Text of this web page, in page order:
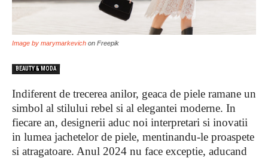
Image by marymarkevich on Freepik
BEAUTY & MODA
Indiferent de trecerea anilor, geaca de piele ramane un
simbol al stilului rebel si al elegantei moderne. In
fiecare an, designerii aduc noi interpretari si inovatii
in lumea jachetelor de piele, mentinandu-le proaspete
si atragatoare. Anul 2024 nu face exceptie, aducand